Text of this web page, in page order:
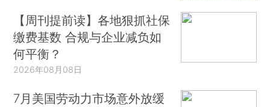
【周刊提前读】各地狠抓社保
缴费基数 合规与企业减负如
何平衡？
2026年08月08日
7月美国劳动力市场意外放缓